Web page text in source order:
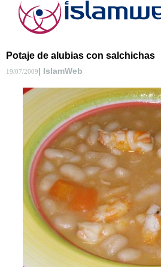
Potaje de alubias con salchichas
19/07/2009| IslamWeb